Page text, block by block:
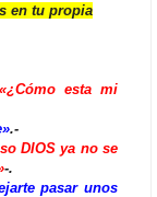
en tu propia
«¿Cómo esta mi
.-
DIOS ya no se
-.
pasar unos